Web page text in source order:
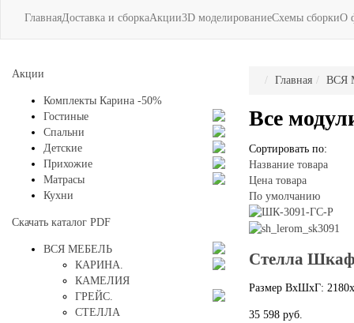
ГлавнаяДоставка и сборкаАкции3D моделированиеСхемы сборкиО
Главная ВСЯ
Все
Сортировать по:
Название товара
Цена товара
По умолчанию
Стелла
Размер ВхШхГ:
35 598 руб.
Акции
Комплекты Карина -50%
Гостиные
Спальни
Детские
Прихожие
Матрасы
Кухни
Скачать каталог PDF
ВСЯ МЕБЕЛЬ
КАРИНА.
КАМЕЛИЯ
ГРЕЙС.
СТЕЛЛА